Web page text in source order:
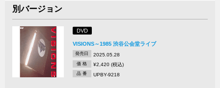
別バージョン
DVD
VISIONS～1985 渋谷公会堂ライブ
発売日 2025.05.28
価 格 ¥2,420 (税込)
品 番 UPBY-9218